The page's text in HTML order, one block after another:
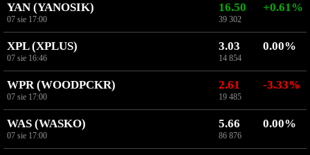
YAN (YANOSIK)
07 sie 17:00
16.50
39 302
+0.61%
XPL (XPLUS)
07 sie 16:46
3.03
14 854
0.00%
WPR (WOODPCKR)
07 sie 17:00
2.61
19 485
-3.33%
WAS (WASKO)
07 sie 17:00
5.66
86 876
0.00%